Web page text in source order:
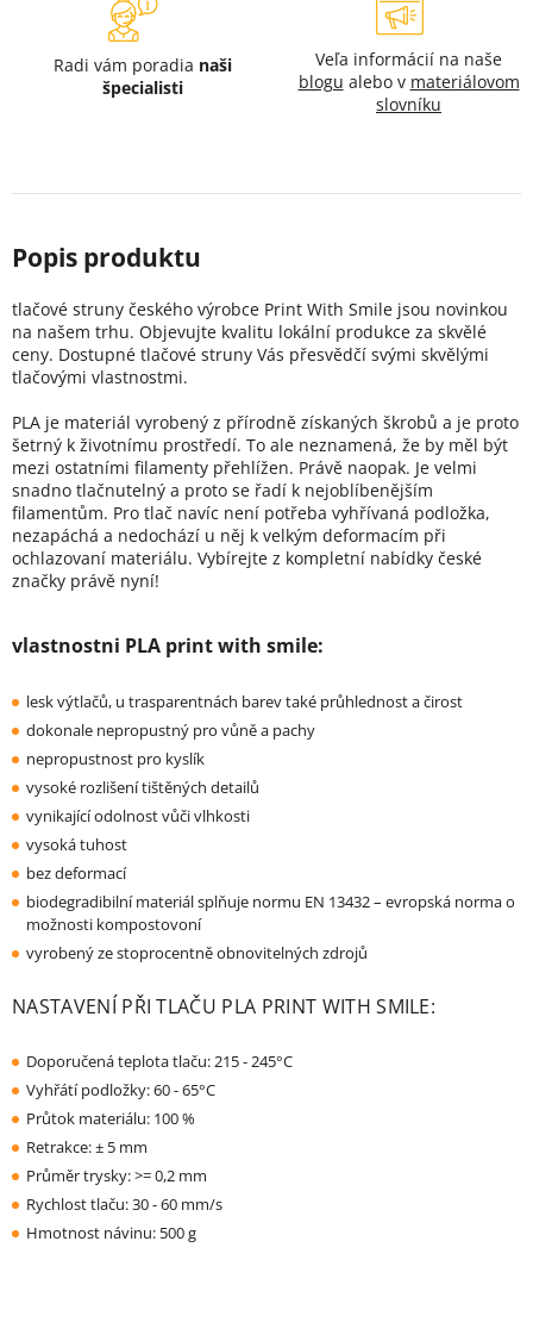
Radi vám poradia naši
špecialisti
Veľa informácií na naše
blogu alebo v materiálovom
slovníku
tlačové struny českého výrobce Print With Smile jsou novinkou
na našem trhu. Objevujte kvalitu lokální produkce za skvělé
ceny. Dostupné tlačové struny Vás přesvědčí svými skvělými
tlačovými vlastnostmi.
PLA je materiál vyrobený z přírodně získaných škrobů a je proto
šetrný k životnímu prostředí. To ale neznamená, že by měl být
mezi ostatními filamenty přehlížen. Právě naopak. Je velmi
snadno tlačnutelný a proto se řadí k nejoblíbenějším
filamentům. Pro tlač navíc není potřeba vyhřívaná podložka,
nezapáchá a nedochází u něj k velkým deformacím při
ochlazovaní materiálu. Vybírejte z kompletní nabídky české
značky právě nyní!
vlastnostni PLA print with smile:
lesk výtlačů, u trasparentnách barev také průhlednost a čirost
dokonale nepropustný pro vůně a pachy
nepropustnost pro kyslík
vysoké rozlišení tištěných detailů
vynikající odolnost vůči vlhkosti
vysoká tuhost
bez deformací
biodegradibilní materiál splňuje normu EN 13432 – evropská norma o
možnosti kompostovoní
vyrobený ze stoprocentně obnovitelných zdrojů
NASTAVENÍ PŘI TLAČU PLA PRINT WITH SMILE:
Doporučená teplota tlaču: 215 - 245°C
Vyhřátí podložky: 60 - 65°C
Průtok materiálu: 100 %
Retrakce: ± 5 mm
Průměr trysky: >= 0,2 mm
Rychlost tlaču: 30 - 60 mm/s
Hmotnost návinu: 500 g